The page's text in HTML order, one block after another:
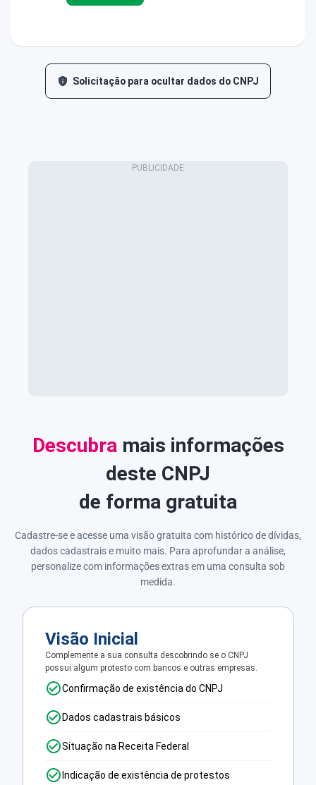
Solicitação para ocultar dados do CNPJ
Descubra mais informações
deste CNPJ
de forma gratuita
Cadastre-se e acesse uma visão gratuita com histórico de dívidas,
dados cadastrais e muito mais. Para aprofundar a análise,
personalize com informações extras em uma consulta sob
medida.
Visão Inicial
Complemente a sua consulta descobrindo se o CNPJ
possui algum protesto com bancos e outras empresas.
Confirmação de existência do CNPJ
Dados cadastrais básicos
Situação na Receita Federal
Indicação de existência de protestos